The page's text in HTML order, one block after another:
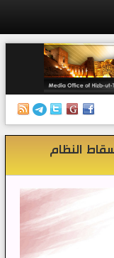
الرئيسية
إصدارات
أنشطة وفعاليات
منبر الصحافة
تواصل معنا
إذاعة المكتب/ سوريا
النظام